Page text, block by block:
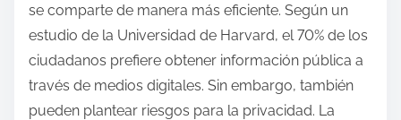
se comparte de manera más eficiente. Según un
estudio de la Universidad de Harvard, el 70% de los
ciudadanos prefiere obtener información pública a
través de medios digitales. Sin embargo, también
pueden plantear riesgos para la privacidad. La